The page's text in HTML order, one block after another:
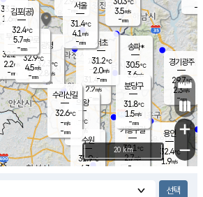
과천
31.4℃
2.2m/s
- mm
용인
32.4℃
1.9m/s
경기광주
29.7℃
2.3m/s
-mm
-
의왕
- ℃
m/s
mm
33.7℃
1.6 m/s
mm
광명
32.3 ℃
2.8 m/s
-mm
부천
32.2℃
2.2m/s
-mm
구로
32.9℃
4.5m/s
-mm
- mm
℃
3.5m/s
-mm
송파*
30.5℃
3.6m/s
-mm
서초
31.2℃
2.0m/s
-mm
기흥구갈
32.1℃
2.7m/s
-
수리산길
32.6℃
-m/s
-mm
분당구
31.8℃
1.5m/s
-mm
김포(공)
32.4℃
5.7m/s
-mm
수원
31.9℃
4.3 m/s
서울
31.4℃
4.1 m/s
-mm
+
−
20 km